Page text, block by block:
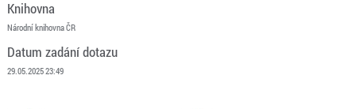
Knihovna
Národní knihovna ČR
Datum zadání dotazu
29.05.2025 23:49